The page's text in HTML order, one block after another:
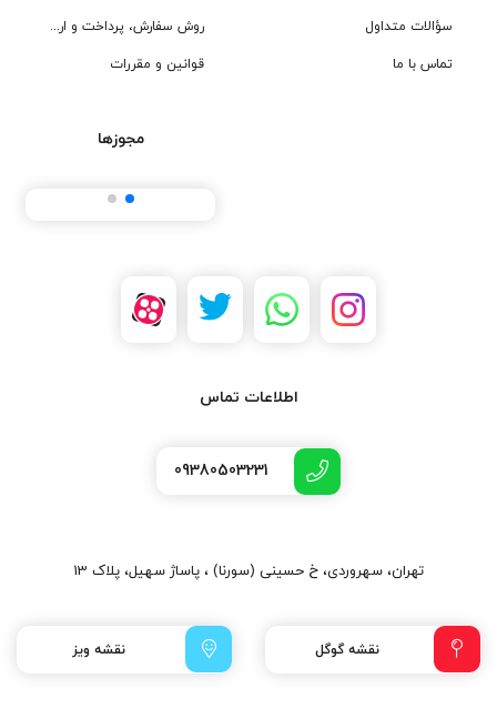
سؤالات متداول
تماس با ما
روش سفارش، پرداخت و ارسال
قوانین و مقررات
مجوزها
اطلاعات تماس
09380503231
تهران، سهروردی، خ حسینی (سورنا) ، پاساژ سهیل، پلاک 13
نقشه گوگل نقشه ویز